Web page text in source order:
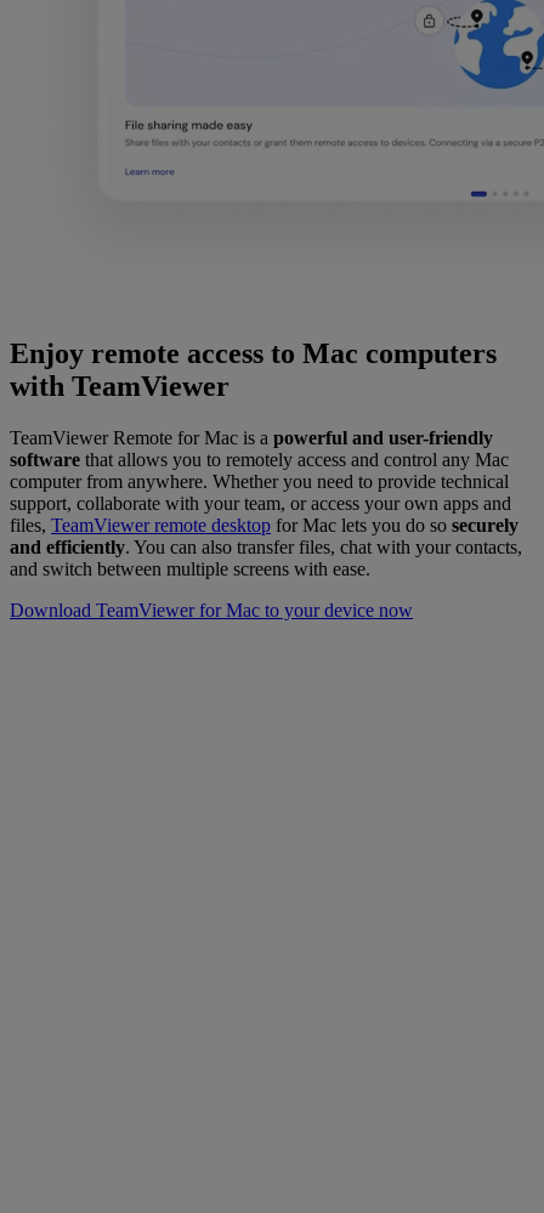
Enjoy remote access to Mac computers
with TeamViewer
TeamViewer Remote for Mac is a powerful and user-friendly
software that allows you to remotely access and control any Mac
computer from anywhere. Whether you need to provide technical
support, collaborate with your team, or access your own apps and
files, TeamViewer remote desktop for Mac lets you do so securely
and efficiently. You can also transfer files, chat with your contacts,
and switch between multiple screens with ease.
Download TeamViewer for Mac to your device now